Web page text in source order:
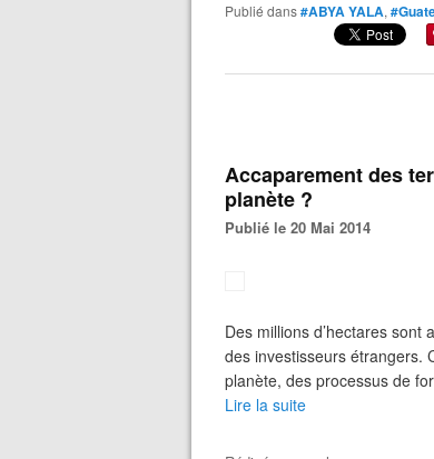
Publié dans#ABYA YALA,
Accaparement des
planète ?
Publié le 20 Mai 2014
Des millions d’hectares
des investisseurs étrangers.
planète, des processus de
Lire la suite